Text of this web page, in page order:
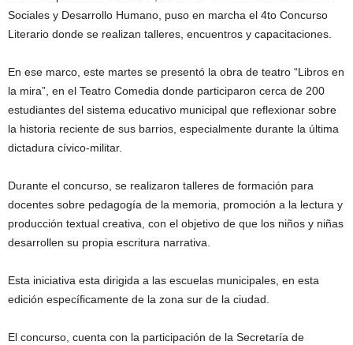
Sociales y Desarrollo Humano, puso en marcha el 4to Concurso
Literario donde se realizan talleres, encuentros y capacitaciones.
En ese marco, este martes se presentó la obra de teatro “Libros en
la mira”, en el Teatro Comedia donde participaron cerca de 200
estudiantes del sistema educativo municipal que reflexionar sobre
la historia reciente de sus barrios, especialmente durante la última
dictadura cívico-militar.
Durante el concurso, se realizaron talleres de formación para
docentes sobre pedagogía de la memoria, promoción a la lectura y
producción textual creativa, con el objetivo de que los niños y niñas
desarrollen su propia escritura narrativa.
Esta iniciativa esta dirigida a las escuelas municipales, en esta
edición específicamente de la zona sur de la ciudad.
El concurso, cuenta con la participación de la Secretaría de